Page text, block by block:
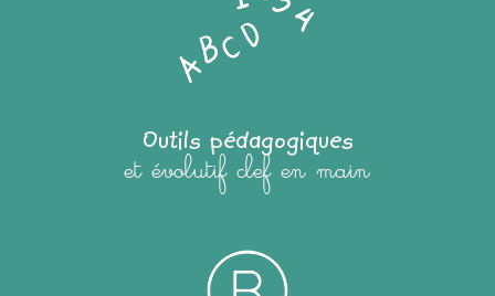
Outils pédagogiques
et évolutif clef en main